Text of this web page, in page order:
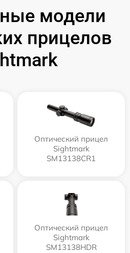
модели
прицелов
Оптический прицел
Sightmark
SM13138CR1
Оптический прицел
Sightmark
SM13138HDR